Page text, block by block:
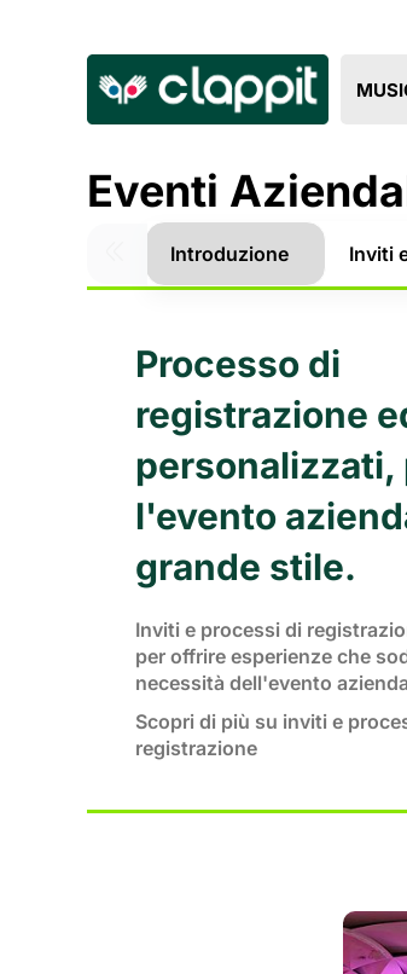
Eventi
Introduzione Inviti
Processo di
registrazione
personalizzati,
l'evento
grande stile.
Inviti e processi di
per offrire esperienze che
necessità dell'evento
Scopri di più su inviti e
registrazione